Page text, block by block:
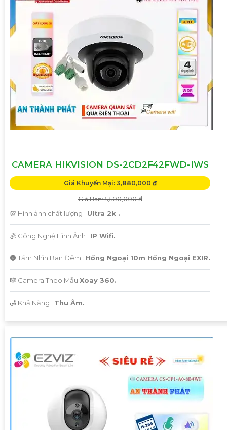
CAMERA HIKVISION DS-2CD2F42FWD-IWS
Giá Khuyến Mại: 3,880,000 ₫
Giá Bán: 5,500,000 ₫
💯 Hình ảnh chất lượng : Ultra 2k .
🕉️ Công Nghệ Hình Ảnh : IP Wifi.
🌚 Tầm Nhìn Ban Đêm : Hồng Ngoại 10m Hồng Ngoại EXIR.
🎼️ Camera Theo Mẫu Xoay 360.
️🛃 Khả Năng : Thu Âm.